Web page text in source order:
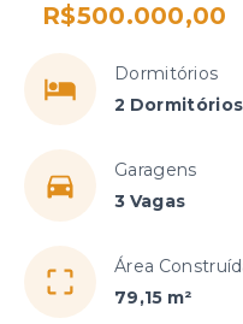
R$500.000,00
Dormitórios
2
Garagens
3 Vagas
Área
79,15 m²